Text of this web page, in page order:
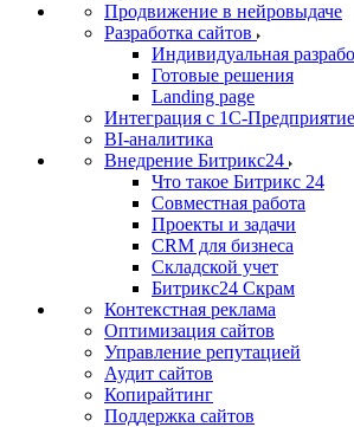
Продвижение в нейровыдаче
Разработка сайтов
Индивидуальная
Готовые решения
Landing page
Интеграция с 1С-Предприятие
BI-аналитика
Внедрение Битрикс24
Что такое Битрикс 24
Совместная работа
Проекты и задачи
СRМ для бизнеса
Складской учет
Битрикс24 Скрам
Контекстная реклама
Оптимизация сайтов
Управление репутацией
Аудит сайтов
Копирайтинг
Поддержка сайтов